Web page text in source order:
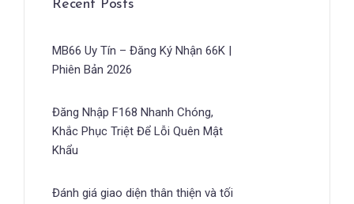
Recent Posts
MB66 Uy Tín – Đăng Ký Nhận 66K |
Phiên Bản 2026
Đăng Nhập F168 Nhanh Chóng,
Khắc Phục Triệt Để Lỗi Quên Mật
Khẩu
Đánh giá giao diện thân thiện và tối